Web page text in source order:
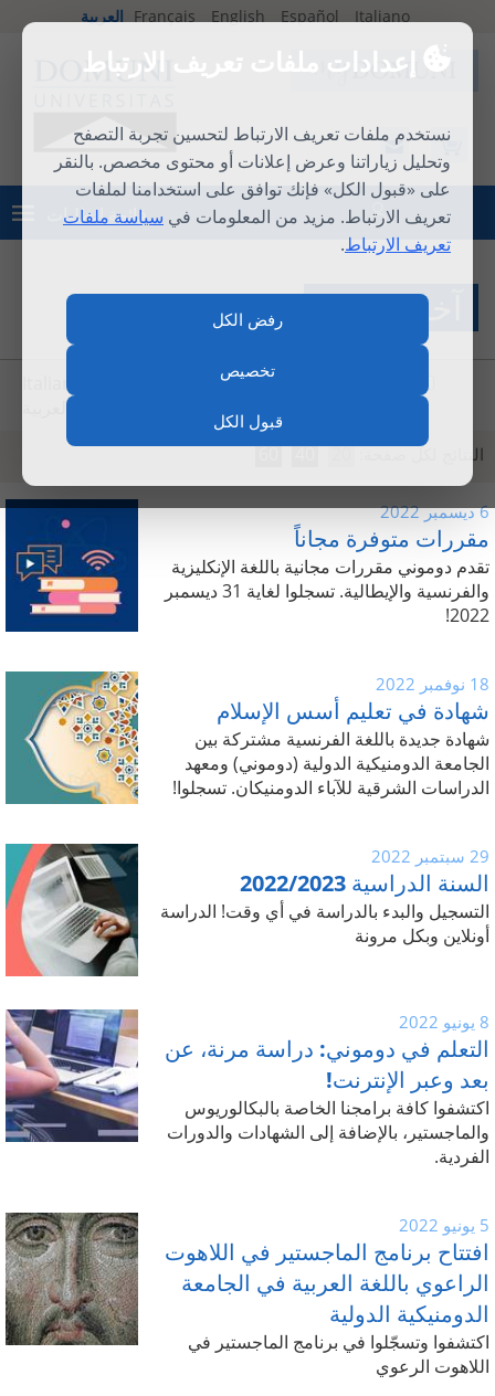
إعدادات ملفات تعريف الارتباط
نستخدم ملفات تعريف الارتباط لتحسين تجربة التصفح
وتحليل زياراتنا وعرض إعلانات أو محتوى مخصص. بالنقر
على «قبول الكل» فإنك توافق على استخدامنا لملفات
تعريف الارتباط. مزيد من المعلومات في سياسة ملفات
تعريف الارتباط.
رفض الكل
تخصيص
قبول الكل
Français English Español Italiano العربية
قائمة الطلبات تسجيل الدخول
آخر الاخبار
العربية
النتائج لكل صفحة: 20
40
60
6 ديسمبر 2022
مقررات متوفرة مجاناً
تقدم دوموني مقررات مجانية باللغة الإنكليزية
والفرنسية والإيطالية. تسجلوا لغاية 31 ديسمبر
2022!
18 نوفمبر 2022
شهادة في تعليم أسس الإسلام
شهادة جديدة باللغة الفرنسية مشتركة بين
الجامعة الدومنيكية الدولية (دوموني) ومعهد
الدراسات الشرقية للآباء الدومنيكان. تسجلوا!
29 سبتمبر 2022
السنة الدراسية 2022/2023
التسجيل والبدء بالدراسة في أي وقت! الدراسة
أونلاين وبكل مرونة
8 يونيو 2022
التعلم في دوموني: دراسة مرنة، عن
بعد وعبر الإنترنت!
اكتشفوا كافة برامجنا الخاصة بالبكالوريوس
والماجستير، بالإضافة إلى الشهادات والدورات
الفردية.
5 يونيو 2022
افتتاح برنامج الماجستير في اللاهوت
الراعوي باللغة العربية في الجامعة
الدومنيكية الدولية
اكتشفوا وتسجّلوا في برنامج الماجستير في
اللاهوت الرعوي